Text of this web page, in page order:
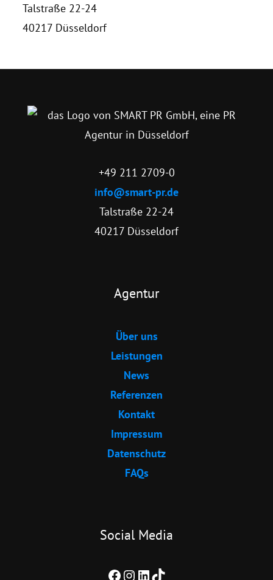
Talstraße 22-24
40217 Düsseldorf
+49 211 2709-0
info@smart-pr.de
Talstraße 22-24
40217 Düsseldorf
Agentur
Über uns
Leistungen
News
Referenzen
Kontakt
Impressum
Datenschutz
FAQs
Social Media
Facebook
Instagram
LinkedIn
TikTok